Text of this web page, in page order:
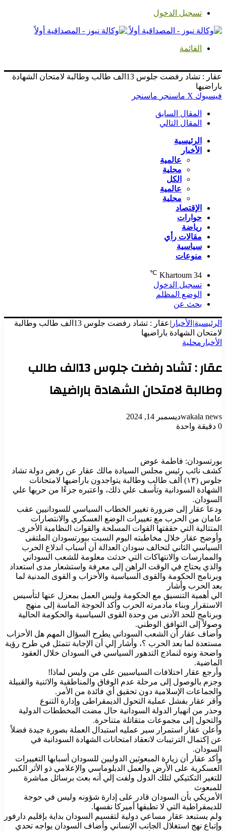
تسجيل الدخول
القائمة
عقار : تشاد رفضت جلوس 13الف طالب وطالبة لامتحان الشهادة
باراضيها
فيسبوك ‫X ماسنجر ماسنجر
المقال السابق
المقال التالي
الرئيسية
الأخبار
عالمية
محلية
الكل
عالمية
محلية
الإقتصاد
حوارات
رياضة
مقالات رأي
سياسية
منوعات
Khartoum 34
℃
تسجيل الدخول
الوضع المظلم
بحث عن
الرئيسية| الأخبار |
عقار : تشاد رفضت جلوس 13الف طالب وطالبة
لامتحان الشهادة باراضيها
الأخبار محلية
عقار : تشاد رفضت جلوس 13الف طالب
وطالبة لامتحان الشهادة باراضيها
wakala newsديسمبر 14, 2024
0 دقيقة واحدة
بورتسودان: فاطمة عوض
كشف نائب رئيس مجلس السيادة مالك عقار عن رفض دولة تشاد
جلوس (١٣) ألف طالب وطالبة يتواجدون باراضيها لامتحانات
الشهادة السودانية وتأسف علي ذلك، واعتبره جزءًا من حربها علي
السودان.
ودعا عقار إلى ضرورة تغيير الخطاب السياسي للسودانيين عقب
عامان من الحرب مع تغييرات الوضع العسكري والانتصارات
المتتالية التي حققتها القوات المسلحة والقوات النظامية الأخرى.
وأوضح عقار خلال مخاطبته اليوم السبت ببورتسودان الملتقى
السياسي الثاني لتحالف سودان العدالة أن أسباب اندلاع الحرب
والممارسات والانتهاكات التي حدثت معلومة للشعب السوداني
والذي يحتاج في الوقت الراهن إلى معرفة واستشعار مدى استعداد
وبرنامج الحكومة والقوى السياسية والأحزاب و القوى المدنية لما
بعد الحرب وأشار
الي أهمية التنسيق مع الحكومة وليس العمل بمعزل عنها لتأسيس
الاستقرار وبناء مادمرته الحرب وأكد الحوجة الماسة إلى منهج
وبرنامج للحد الأدنى من وحدة القوى السياسية والحكومة الحالية
وصولاً إلى التوافق الوطني.
وأضاف عقار أن الشعب السوداني يطرح السؤال المهم هل الأحزاب
مستعدة لما بعد الحرب ؟، وأشار إلي أن الإجابة تتمثل في طرح رؤية
واضحة ونوه لنماذج التدهور السياسي في السودان خلال العقود
الماضية.
وأرجع عقار اختلافات السياسيين على من وليس لماذا!
وجزم بالوصول إلى مرحلة عدم الوفاق والمناطقية والاثنية والقبيلة
والجماعات الإسلامية دون تحقيق أي فائدة من الأمر.
وأقر عقار بفشل عملية التحول الديمقراطى وإدارة التنوع
وحذر من انهيار الدولة السودانية حال مضت المخططات الدولية
والتحول إلى مجموعات متقاتلة متناحرة.
وأعلن عقار استمرار سير عمليه استبدال العملة بصورة جيدة فضلاً
عن إكتمال الترتيبات لانعقاد امتحانات الشهادة السودانية في
السودان.
وأكد عقار أن زيارة المبعوثين الدوليين للسودان أسبابها التغييرات
العسكرية على الأرض والعمل الدبلوماسي والإعلامي ذو الأثر الكبير
للتغير التكتيكي لتلك الدول ولفت إلي أنه بعث برسائل مباشرة
للمبعوث
الأمريكي بأن السودان قادر على إدارة شؤونه وليس في حوجة
للديمقراطية التي لا تطبقها أميركا نفسها.
ولم يستبعد عقار مساعي دولية لتقسيم السودان بداية بإقليم دارفور
وإتباع نهج استغلال الجانب الإنساني وأضاف السودان يواجه تحدي